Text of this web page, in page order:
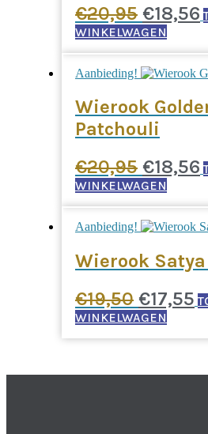
€20,95
prijs
was:
€20,95.
€18,56
WINKELWAGEN
Aanbieding!
Wierook
Patchouli
€20,95
prijs
was:
€20,95.
€18,56
WINKELWAGEN
Aanbieding!
Wierook
€19,50
prijs
was:
€17,55
WINKELWAGEN